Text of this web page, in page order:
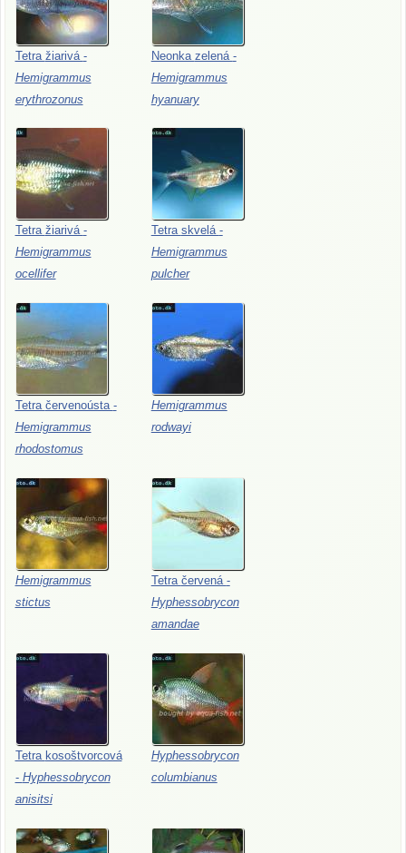
Tetra žiarivá -
Hemigrammus
erythrozonus
Neonka zelená -
Hemigrammus
hyanuary
Tetra žiarivá -
Hemigrammus
ocellifer
Tetra skvelá -
Hemigrammus
pulcher
Tetra červenoústa -
Hemigrammus
rhodostomus
Hemigrammus
rodwayi
Hemigrammus
stictus
Tetra červená -
Hyphessobrycon
amandae
Tetra kosoštvorcová
- Hyphessobrycon
anisitsi
Hyphessobrycon
columbianus